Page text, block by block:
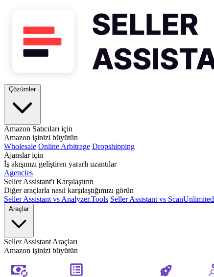
Çözümler
Amazon Satıcıları için
Amazon işinizi büyütün
Wholesale Online Arbitrage Dropshipping
Ajanslar için
İş akışınızı geliştiren yararlı uzantılar
Agencies
Seller Assistant'ı Karşılaştırın
Diğer araçlarla nasıl karşılaştığımızı görün
Seller Assistant vs Analyzer.Tools Seller Assistant vs ScanUnlimited
Araçlar
Seller Assistant Araçları
Amazon işinizi büyütün